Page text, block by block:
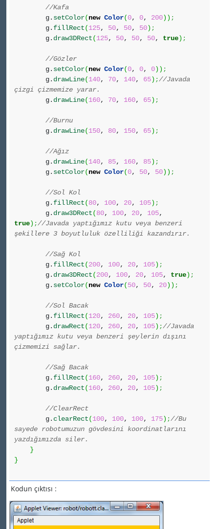
//Kafa
g. setColor(new Color(0, 0, 200) ) ;
g. fillRect(125, 50, 50, 50) ;
g. draw3DRect(125, 50, 50, 50, true) ;
//Gözler
g. setColor(new Color(0, 0, 0) ) ;
g. drawLine(140, 70, 140, 65) ;//Javada
çizgi çizmemize yarar.
g. drawLine(160, 70, 160, 65) ;
//Burnu
g. drawLine(150, 80, 150, 65) ;
//Ağız
g. drawLine(140, 85, 160, 85) ;
g. setColor(new Color(0, 50, 50) ) ;
//Sol Kol
g. fillRect(80, 100, 20, 105) ;
g. draw3DRect(80, 100, 20, 105,
true) ;//Javada yaptığımız kutu veya benzeri
şekillere 3 boyutluluk özelliliği kazandırır.
//Sağ Kol
g. fillRect(200, 100, 20, 105) ;
g. draw3DRect(200, 100, 20, 105, true) ;
g. setColor(new Color(50, 50, 20) ) ;
//Sol Bacak
g. fillRect(120, 260, 20, 105) ;
g. drawRect(120, 260, 20, 105) ;//Javada
yaptığımız kutu veya benzeri şeylerin dışını
çizmemizi sağlar.
//Sağ Bacak
g. fillRect(160, 260, 20, 105) ;
g. drawRect(160, 260, 20, 105) ;
//ClearRect
g. clearRect(100, 100, 100, 175) ;//Bu
sayede robotumuzun gövdesini koordinatlarını
yazdığımızda siler.
}
}
Kodun çıktısı :